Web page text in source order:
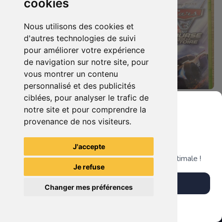
cookies
Nous utilisons des cookies et
d'autres technologies de suivi
pour améliorer votre expérience
de navigation sur notre site, pour
vous montrer un contenu
personnalisé et des publicités
ciblées, pour analyser le trafic de
notre site et pour comprendre la
provenance de nos visiteurs.
J'accepte
Je refuse
Changer mes préférences
19.90 € 0
Castlevania : Lords Of Shadow Xbox 360
19.90 €
TheGamingR83
Grenier du Geek
Télécharge notre app pour une expérience optimale !
Télécharger l'app